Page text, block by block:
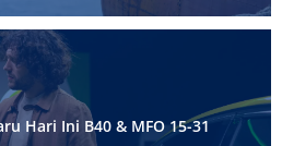
Hari Ini B40 & MFO 15-31